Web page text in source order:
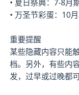
• 夏日祭典：7-8月
• 万圣节彩蛋：10
重要提醒
某些隐藏内容只能
档。另外，有些内
发，过早或过晚都